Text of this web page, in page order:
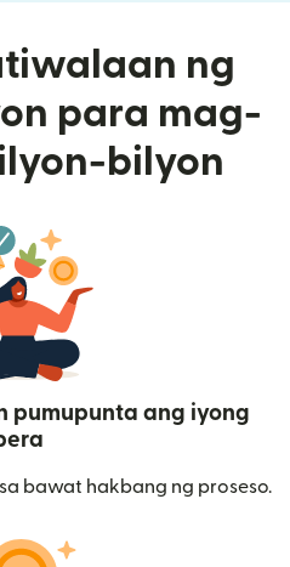
ng
para mag-
bilyon
pumupunta ang iyong
bawat hakbang ng proseso.